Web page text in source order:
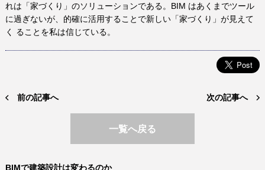
れは「家づくり」のソリューションである。BIM はあくまでツール
に過ぎないが、的確に活用することで新しい「家づくり」が見えて
く ることを私は信じている。
前の記事へ 次の記事へ
一覧へ戻る
BIMで建築設計は変わるのか